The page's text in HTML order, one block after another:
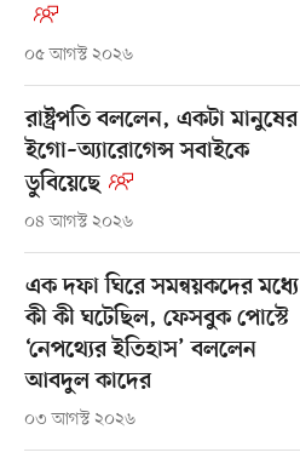
০৫ আগস্ট ২০২৬
রাষ্ট্রপতি বললেন, একটা মানুষের
ইগো–অ্যারোগেন্স সবাইকে
ডুবিয়েছে
০৪ আগস্ট ২০২৬
এক দফা ঘিরে সমন্বয়কদের মধ্যে
কী কী ঘটেছিল, ফেসবুক পোস্টে
‘নেপথ্যের ইতিহাস’ বললেন
আবদুল কাদের
০৩ আগস্ট ২০২৬